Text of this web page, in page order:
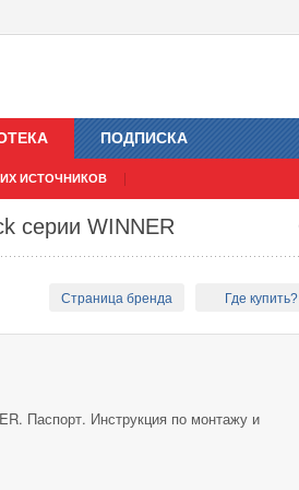
ИСТОЧНИКОВ
ПОДПИСКА
серии WINNER
Страница бренда Где купить?
Паспорт. Инструкция по монтажу и